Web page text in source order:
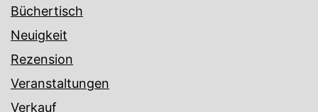
Büchertisch
Neuigkeit
Rezension
Veranstaltungen
Verkauf